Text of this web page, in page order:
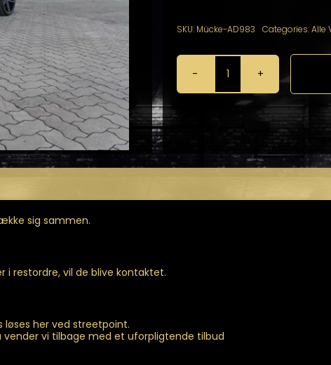
SKU: Mücke-AD983 Categories:Alle
Brede
Skærme
fra
sig sammen.
restordre, vil de blive kontaktet.
her ved streetpoint.
vi tilbage med et uforpligtende tilbud